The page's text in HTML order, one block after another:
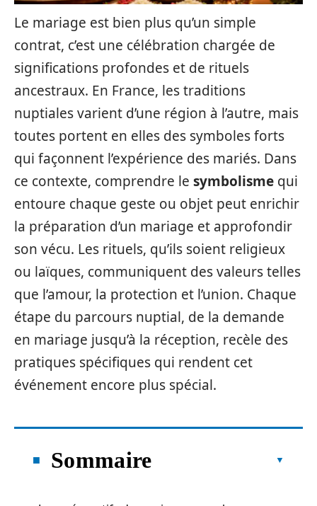
Le mariage est bien plus qu’un simple
contrat, c’est une célébration chargée de
significations profondes et de rituels
ancestraux. En France, les traditions
nuptiales varient d’une région à l’autre, mais
toutes portent en elles des symboles forts
qui façonnent l’expérience des mariés. Dans
ce contexte, comprendre le symbolisme qui
entoure chaque geste ou objet peut enrichir
la préparation d’un mariage et approfondir
son vécu. Les rituels, qu’ils soient religieux
ou laïques, communiquent des valeurs telles
que l’amour, la protection et l’union. Chaque
étape du parcours nuptial, de la demande
en mariage jusqu’à la réception, recèle des
pratiques spécifiques qui rendent cet
événement encore plus spécial.
Sommaire